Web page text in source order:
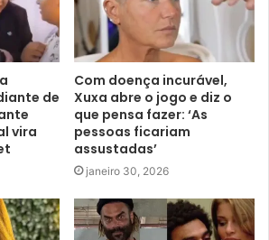
de
vira
Com doença incurável,
Xuxa abre o jogo e diz o
que pensa fazer: ‘As
pessoas ficariam
assustadas’
janeiro 30, 2026